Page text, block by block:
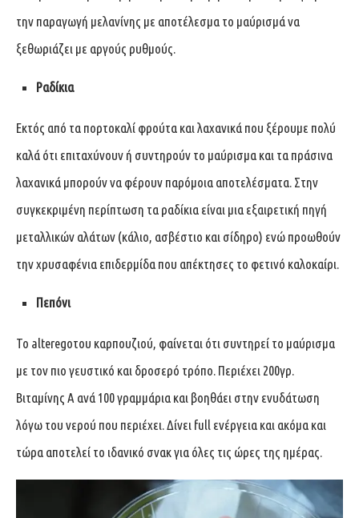
την παραγωγή μελανίνης με αποτέλεσμα το μαύρισμά να
ξεθωριάζει με αργούς ρυθμούς.
Ραδίκια
Εκτός από τα πορτοκαλί φρούτα και λαχανικά που ξέρουμε πολύ
καλά ότι επιταχύνουν ή συντηρούν το μαύρισμα και τα πράσινα
λαχανικά μπορούν να φέρουν παρόμοια αποτελέσματα. Στην
συγκεκριμένη περίπτωση τα ραδίκια είναι μια εξαιρετική πηγή
μεταλλικών αλάτων (κάλιο, ασβέστιο και σίδηρο) ενώ προωθούν
την χρυσαφένια επιδερμίδα που απέκτησες το φετινό καλοκαίρι.
Πεπόνι
Το alteregoτου καρπουζιού, φαίνεται ότι συντηρεί το μαύρισμα
με τον πιο γευστικό και δροσερό τρόπο. Περιέχει 200γρ.
Βιταμίνης Α ανά 100 γραμμάρια και βοηθάει στην ενυδάτωση
λόγω του νερού που περιέχει. Δίνει full ενέργεια και ακόμα και
τώρα αποτελεί το ιδανικό σνακ για όλες τις ώρες της ημέρας.